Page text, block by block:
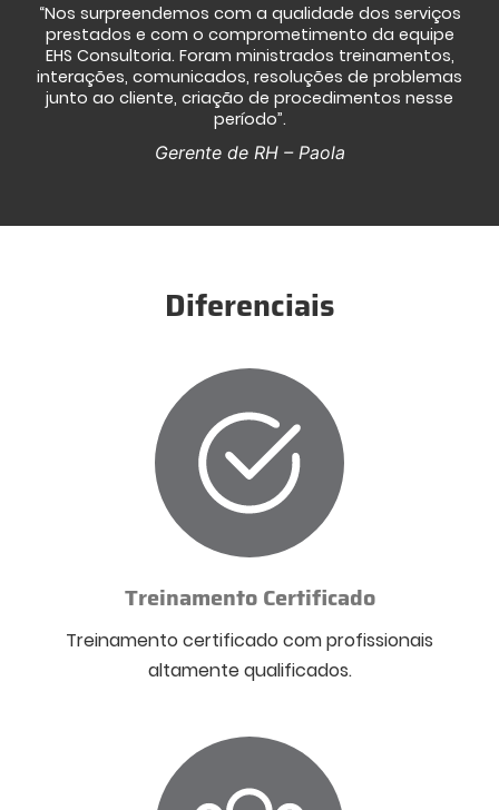
“Nos surpreendemos com a qualidade dos serviços
prestados e com o comprometimento da equipe
EHS Consultoria. Foram ministrados treinamentos,
interações, comunicados, resoluções de problemas
junto ao cliente, criação de procedimentos nesse
período”.
Gerente de RH – Paola
Diferenciais
Treinamento Certificado
Treinamento certificado com profissionais
altamente qualificados.